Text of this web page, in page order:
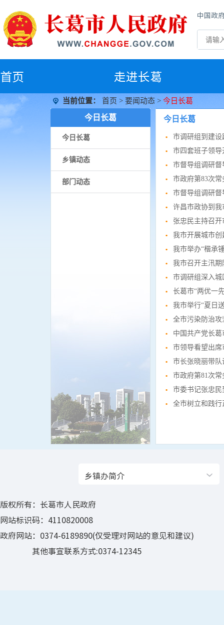
中国政
首页 走进长葛
当前位置： 首页 > 要闻动态 > 今日长葛
今日长葛
今日长葛
乡镇动态
部门动态
今日长葛
市调研组到建
市四套班子领导
市督导组调研
市政府第83次
市督导组调研
许昌市政协到
张忠民主持召
我市开展城市创
我市举办“楷承
我市召开主汛
市调研组深入
长葛市“两优一
我市举行“夏日
全市污染防治
中国共产党长
市领导看望出
市长张晓丽带
市政府第81次
市委书记张忠
全市树立和践
乡镇办简介
版权所有：长葛市人民政府
网站标识码：4110820008
政府网站：0374-6189890(仅受理对网站的意见和建议)
其他事宣联系方式:0374-12345